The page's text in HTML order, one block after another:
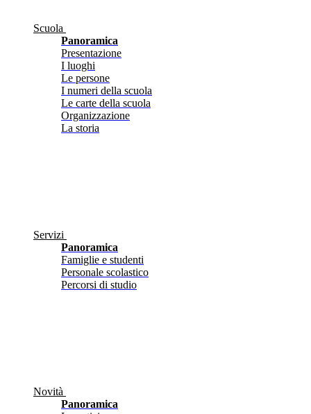
Scuola
Panoramica
Presentazione
I luoghi
Le persone
I numeri della scuola
Le carte della scuola
Organizzazione
La storia
Servizi
Panoramica
Famiglie e studenti
Personale scolastico
Percorsi di studio
Novità
Panoramica